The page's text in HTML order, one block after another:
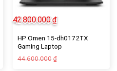
HP Omen 15-dh0172TX
Gaming Laptop
44.600.000 ₫
42.800.000₫